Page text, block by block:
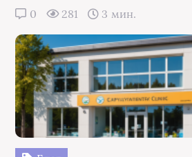
0 281 3 мин.